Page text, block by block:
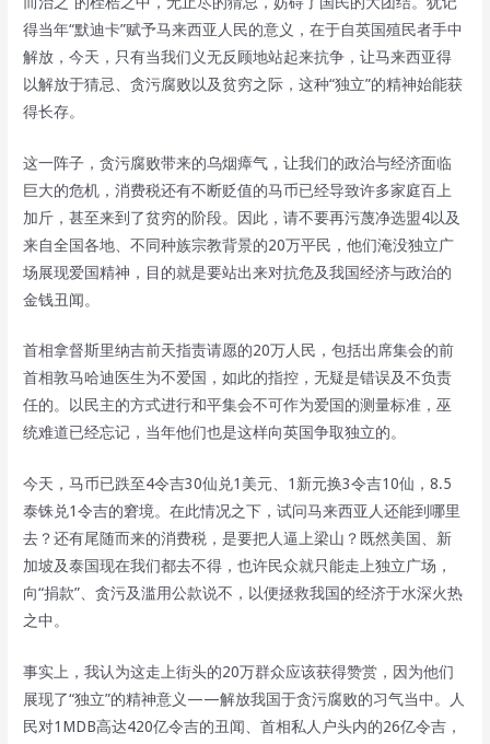
得当年“默迪卡”赋予马来西亚人民的意义，在于自英国殖民者手中
解放，今天，只有当我们义无反顾地站起来抗争，让马来西亚得
以解放于猜忌、贪污腐败以及贫穷之际，这种“独立”的精神始能获
得长存。
这一阵子，贪污腐败带来的乌烟瘴气，让我们的政治与经济面临
巨大的危机，消费税还有不断贬值的马币已经导致许多家庭百上
加斤，甚至来到了贫穷的阶段。因此，请不要再污蔑净选盟4以及
来自全国各地、不同种族宗教背景的20万平民，他们淹没独立广
场展现爱国精神，目的就是要站出来对抗危及我国经济与政治的
金钱丑闻。
首相拿督斯里纳吉前天指责请愿的20万人民，包括出席集会的前
首相敦马哈迪医生为不爱国，如此的指控，无疑是错误及不负责
任的。以民主的方式进行和平集会不可作为爱国的测量标准，巫
统难道已经忘记，当年他们也是这样向英国争取独立的。
今天，马币已跌至4令吉30仙兑1美元、1新元换3令吉10仙，8.5
泰铢兑1令吉的窘境。在此情况之下，试问马来西亚人还能到哪里
去？还有尾随而来的消费税，是要把人逼上梁山？既然美国、新
加坡及泰国现在我们都去不得，也许民众就只能走上独立广场，
向“捐款”、贪污及滥用公款说不，以便拯救我国的经济于水深火热
之中。
事实上，我认为这走上街头的20万群众应该获得赞赏，因为他们
展现了“独立”的精神意义——解放我国于贪污腐败的习气当中。人
民对1MDB高达420亿令吉的丑闻、首相私人户头内的26亿令吉，